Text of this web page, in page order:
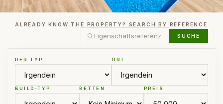
ALREADY KNOW THE PROPERTY? SEARCH BY REFERENCE
SUCHE
DER TYP ORT
BUILD-TYP BETTEN PREIS